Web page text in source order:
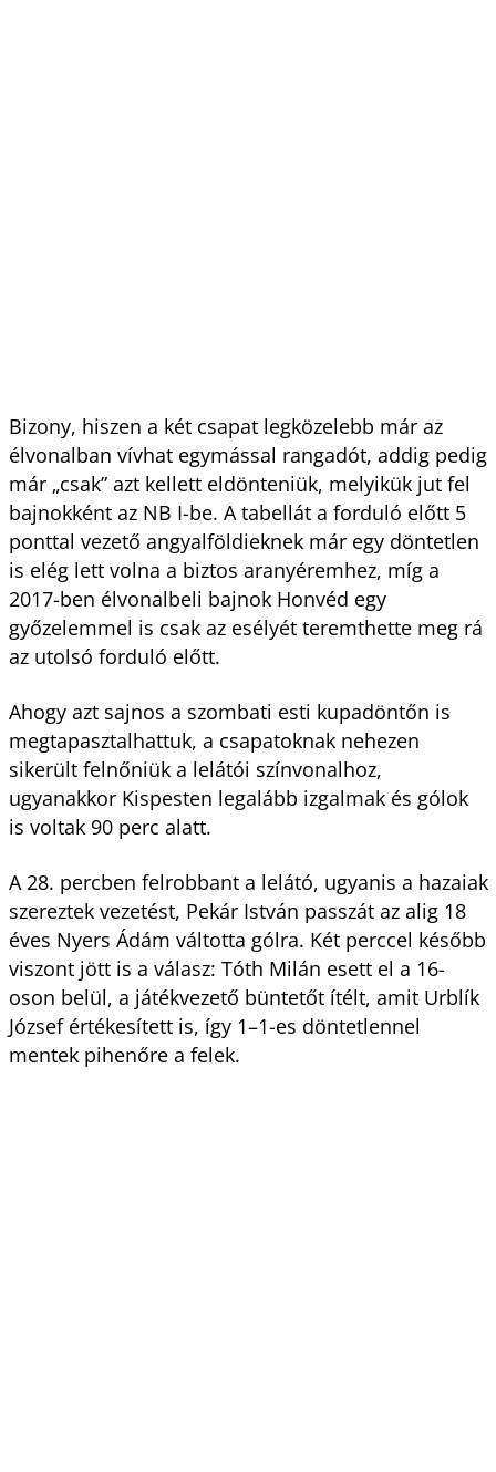
Bizony, hiszen a két csapat legközelebb már az
élvonalban vívhat egymással rangadót, addig pedig
már „csak” azt kellett eldönteniük, melyikük jut fel
bajnokként az NB I-be. A tabellát a forduló előtt 5
ponttal vezető angyalföldieknek már egy döntetlen
is elég lett volna a biztos aranyéremhez, míg a
2017-ben élvonalbeli bajnok Honvéd egy
győzelemmel is csak az esélyét teremthette meg rá
az utolsó forduló előtt.
Ahogy azt sajnos a szombati esti kupadöntőn is
megtapasztalhattuk, a csapatoknak nehezen
sikerült felnőniük a lelátói színvonalhoz,
ugyanakkor Kispesten legalább izgalmak és gólok
is voltak 90 perc alatt.
A 28. percben felrobbant a lelátó, ugyanis a hazaiak
szereztek vezetést, Pekár István passzát az alig 18
éves Nyers Ádám váltotta gólra. Két perccel később
viszont jött is a válasz: Tóth Milán esett el a 16-
oson belül, a játékvezető büntetőt ítélt, amit Urblík
József értékesített is, így 1–1-es döntetlennel
mentek pihenőre a felek.